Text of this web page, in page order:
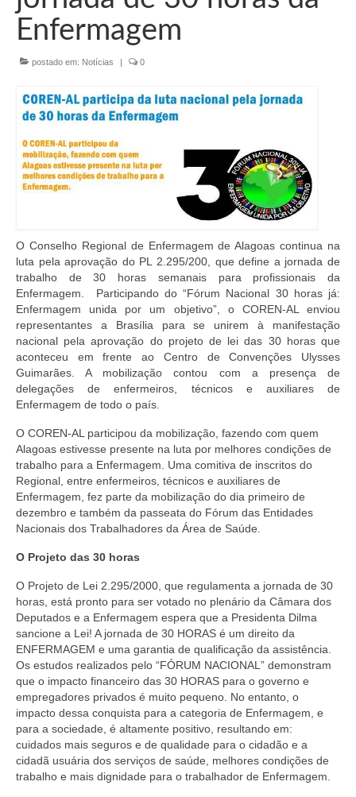
Conselheiros e Diretoria
Câmaras Técnicas
Carta de Serviços ao Cidadão
Transparência e Prestação de Contas
Eleições 2023
Eleições Anteriores
Agenda do presidente
Editais e licitação
Eleições
Responsabilidade Técnica
Legislações
Decisões
Portarias
Resoluções
Desagravo Público
Processos Éticos
Censura Pública
Suspensão do Exercício Profissional
Para Você
Procedimento para registro
Enfermagem
postado em: Notícias | 0
O Conselho Regional de Enfermagem de Alagoas continua na
luta pela aprovação do PL 2.295/200, que define a jornada de
trabalho de 30 horas semanais para profissionais da
Enfermagem. Participando do “Fórum Nacional 30 horas já:
Enfermagem unida por um objetivo”, o COREN-AL enviou
representantes a Brasília para se unirem à manifestação
nacional pela aprovação do projeto de lei das 30 horas que
aconteceu em frente ao Centro de Convenções Ulysses
Guimarães. A mobilização contou com a presença de
delegações de enfermeiros, técnicos e auxiliares de
Enfermagem de todo o país.
O COREN-AL participou da mobilização, fazendo com quem
Alagoas estivesse presente na luta por melhores condições de
trabalho para a Enfermagem. Uma comitiva de inscritos do
Regional, entre enfermeiros, técnicos e auxiliares de
Enfermagem, fez parte da mobilização do dia primeiro de
dezembro e também da passeata do Fórum das Entidades
Nacionais dos Trabalhadores da Área de Saúde.
O Projeto das 30 horas
O Projeto de Lei 2.295/2000, que regulamenta a jornada de 30
horas, está pronto para ser votado no plenário da Câmara dos
Deputados e a Enfermagem espera que a Presidenta Dilma
sancione a Lei! A jornada de 30 HORAS é um direito da
ENFERMAGEM e uma garantia de qualificação da assistência.
Os estudos realizados pelo “FÓRUM NACIONAL” demonstram
que o impacto financeiro das 30 HORAS para o governo e
empregadores privados é muito pequeno. No entanto, o
impacto dessa conquista para a categoria de Enfermagem, e
para a sociedade, é altamente positivo, resultando em:
cuidados mais seguros e de qualidade para o cidadão e a
cidadã usuária dos serviços de saúde, melhores condições de
trabalho e mais dignidade para o trabalhador de Enfermagem.